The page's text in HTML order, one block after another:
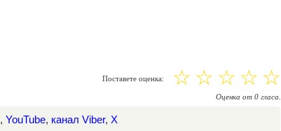
Поставете оценка: ☆
☆
☆
☆
☆
Оценка от 0гласа.
, YouTube, канал Viber, X